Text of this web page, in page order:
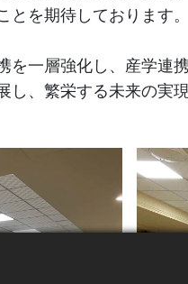
を期待しております。
を一層強化し、産学連
、繁栄する未来の実